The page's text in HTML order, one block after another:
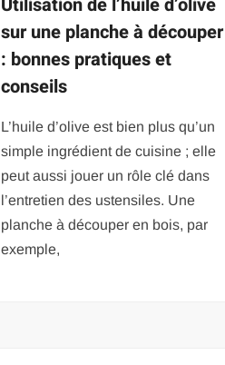
sur une planche à découper
: bonnes pratiques et
conseils
L’huile d’olive est bien plus qu’un
simple ingrédient de cuisine ; elle
peut aussi jouer un rôle clé dans
l’entretien des ustensiles. Une
planche à découper en bois, par
exemple,